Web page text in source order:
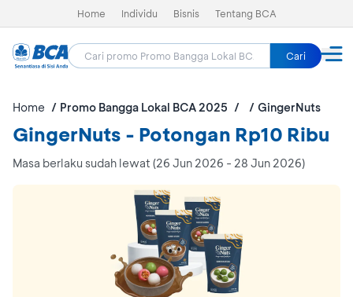
Home Individu Bisnis Tentang BCA
Cari
Home Promo Bangga Lokal BCA 2025 GingerNuts
GingerNuts - Potongan Rp10 Ribu
Masa berlaku sudah lewat (26 Jun 2026 - 28 Jun 2026)